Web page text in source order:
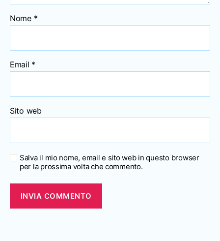
Nome *
Email *
Sito web
Salva il mio nome, email e sito web in questo browser
per la prossima volta che commento.